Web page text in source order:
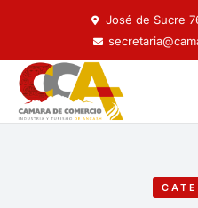
José de Sucre